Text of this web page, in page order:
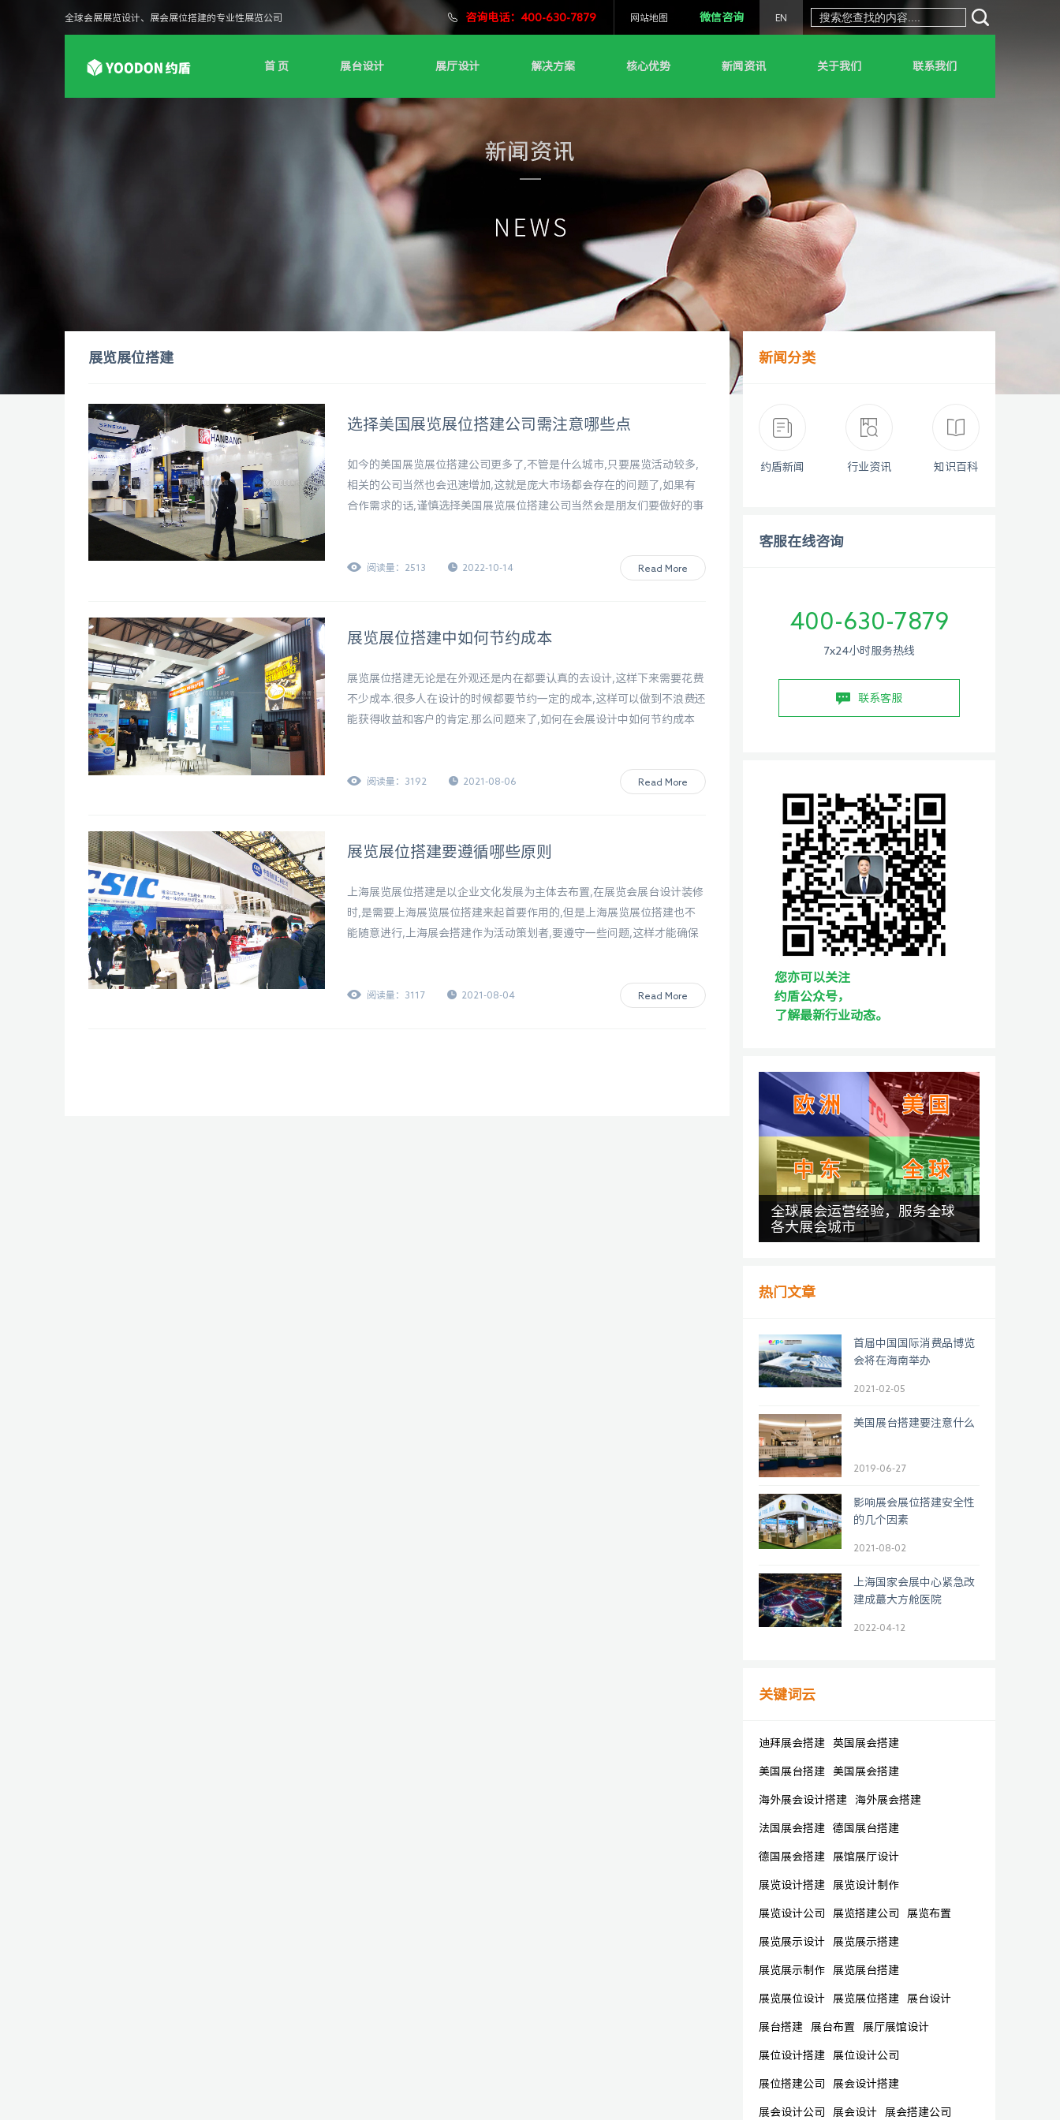
全球会展展览设计、展会展位搭建的专业性展览公司 咨询电话：400-630-7879 网站地图 微信咨询 EN
首 页 展台设计 展厅设计 解决方案 核心优势 新闻资讯 关于我们 联系我们
展览展位搭建
选择美国展览展位搭建公司需注意哪些点
如今的美国展览展位搭建公司更多了,不管是什么城市,只要展览活动较多,
相关的公司当然也会迅速增加,这就是庞大市场都会存在的问题了,如果有
合作需求的话,谨慎选择美国展览展位搭建公司当然会是朋友们要做好的事
阅读量：2513 2022-10-14 Read More
展览展位搭建中如何节约成本
展览展位搭建无论是在外观还是内在都要认真的去设计,这样下来需要花费
不少成本.很多人在设计的时候都要节约一定的成本,这样可以做到不浪费还
能获得收益和客户的肯定.那么问题来了,如何在会展设计中如何节约成本
阅读量：3192 2021-08-06 Read More
展览展位搭建要遵循哪些原则
上海展览展位搭建是以企业文化发展为主体去布置,在展览会展台设计装修
时,是需要上海展览展位搭建来起首要作用的,但是上海展览展位搭建也不
能随意进行,上海展会搭建作为活动策划者,要遵守一些问题,这样才能确保
阅读量：3117 2021-08-04 Read More
新闻分类
约盾新闻 行业资讯 知识百科
客服在线咨询
400-630-7879
7x24小时服务热线
联系客服
您亦可以关注
约盾公众号，
了解最新行业动态。
全球展会运营经验，服务全球
各大展会城市
热门文章
首届中国国际消费品博览
会将在海南举办
2021-02-05
美国展台搭建要注意什么
2019-06-27
影响展会展位搭建安全性
的几个因素
2021-08-02
上海国家会展中心紧急改
建成蕞大方舱医院
2022-04-12
关键词云
迪拜展会搭建 英国展会搭建
美国展台搭建 美国展会搭建
海外展会设计搭建 海外展会搭建
法国展会搭建 德国展台搭建
德国展会搭建 展馆展厅设计
展览设计搭建 展览设计制作
展览设计公司 展览搭建公司 展览布置
展览展示设计 展览展示搭建
展览展示制作 展览展台搭建
展览展位设计 展览展位搭建 展台设计
展台搭建 展台布置 展厅展馆设计
展位设计搭建 展位设计公司
展位搭建公司 展会设计搭建
展会设计公司 展会设计 展会搭建公司